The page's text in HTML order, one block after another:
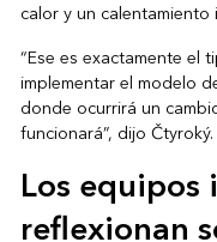
calor y un
“Ese es exactamente el
implementar el modelo
donde ocurrirá un
funcionará”, dijo Čtyroký.
Los
reflexionan